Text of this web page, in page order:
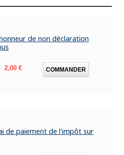
de non déclaration
Prix
2,00 € COMMANDER
de paiement de l'impôt sur